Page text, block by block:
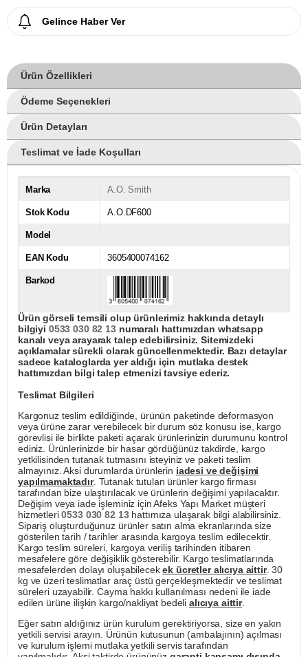
Gelince Haber Ver
Ürün Özellikleri
Ödeme Seçenekleri
Ürün Detayları
Teslimat ve İade Koşulları
Marka A.O. Smith
Stok Kodu A.O.DF600
Model
EAN Kodu 3605400074162
Barkod
Ürün görseli temsili olup ürünlerimiz hakkında detaylı
bilgiyi 0533 030 82 13numaralı hattımızdan whatsapp
kanalı veya arayarak talep edebilirsiniz. Sitemizdeki
açıklamalar sürekli olarak güncellenmektedir. Bazı detaylar
sadece kataloglarda yer aldığı için mutlaka destek
hattımızdan bilgi talep etmenizi tavsiye ederiz.
Teslimat Bilgileri
Kargonuz teslim edildiğinde, ürünün paketinde deformasyon
veya ürüne zarar verebilecek bir durum söz konusu ise, kargo
görevlisi ile birlikte paketi açarak ürünlerinizin durumunu kontrol
ediniz. Ürünlerinizde bir hasar gördüğünüz takdirde, kargo
yetkilisinden tutanak tutmasını isteyiniz ve paketi teslim
almayınız. Aksi durumlarda ürünlerin iadesi ve değişimi
yapılmamaktadır. Tutanak tutulan ürünler kargo firması
tarafından bize ulaştırılacak ve ürünlerin değişimi yapılacaktır.
Değişim veya iade işleminiz için Afeks Yapı Market müşteri
hizmetleri0533 030 82 13hattımıza ulaşarak bilgi alabilirsiniz.
Sipariş oluşturduğunuz ürünler satın alma ekranlarında size
gösterilen tarih / tarihler arasında kargoya teslim edilecektir.
Kargo teslim süreleri, kargoya veriliş tarihinden itibaren
mesafelere göre değişiklik gösterebilir. Kargo teslimatlarında
mesafelerden dolayı oluşabilecekek ücretler alıcıya aittir. 30
kg ve üzeri teslimatlar araç üstü gerçekleşmektedir ve teslimat
süreleri uzayabilir. Cayma hakkı kullanılması nedeni ile iade
edilen ürüne ilişkin kargo/nakliyat bedeli alıcıya aittir.
Eğer satın aldığınız ürün kurulum gerektiriyorsa, size en yakın
yetkili servisi arayın. Ürünün kutusunun (ambalajının) açılması
ve kurulum işlemi mutlaka yetkili servis tarafından